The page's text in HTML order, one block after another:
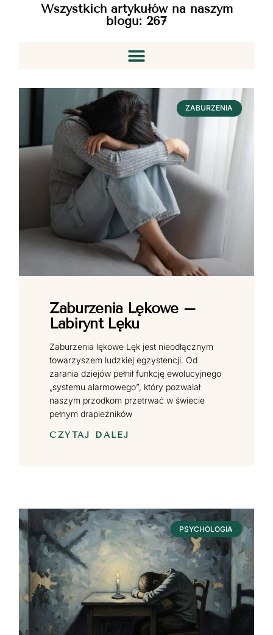
Wszystkich artykułów na naszym
blogu: 267
ZABURZENIA
Zaburzenia Lękowe –
Labirynt Lęku
Zaburzenia lękowe Lęk jest nieodłącznym
towarzyszem ludzkiej egzystencji. Od
zarania dziejów pełnił funkcję ewolucyjnego
„systemu alarmowego”, który pozwalał
naszym przodkom przetrwać w świecie
pełnym drapieżników
CZYTAJ DALEJ
PSYCHOLOGIA